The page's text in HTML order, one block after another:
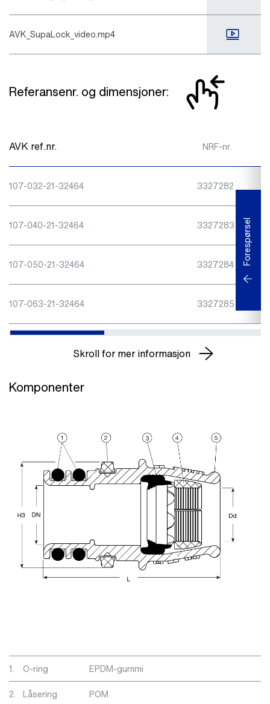
AVK_SupaLock_video.mp4
Referansenr. og dimensjoner:
AVK ref.nr. NRF-nr.
107-032-21-32464 3327282
107-040-21-32464 3327283
107-050-21-32464 3327284
107-063-21-32464 3327285
Forespørsel
Skroll for mer informasjon
Komponenter
1. O-ring
EPDM-gummi
2.
Låsering
POM